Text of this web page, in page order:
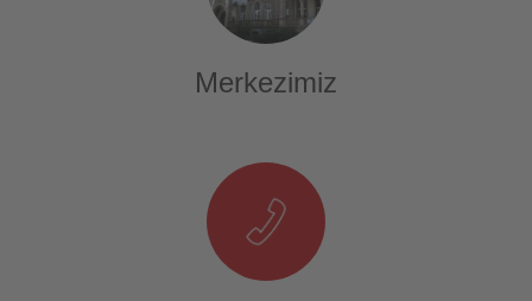
Merkezimiz